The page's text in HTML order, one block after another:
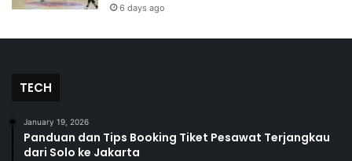
6 days ago
TECH
January 19, 2026
Panduan dan Tips Booking Tiket Pesawat Terjangkau
dari Solo ke Jakarta